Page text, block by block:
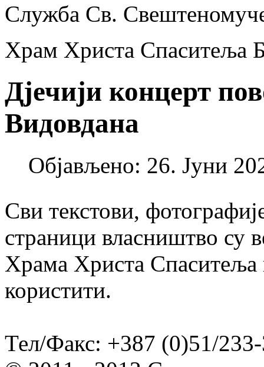
Служба Св.
Храм Христа Спаситеља
Дјечији концерт
Видовдана
Објављено: 26. Јуни
Сви текстови,
страници власништво су
Храма Христа Спаситеља
користити.
Тел/Факс: +387 (0)51/